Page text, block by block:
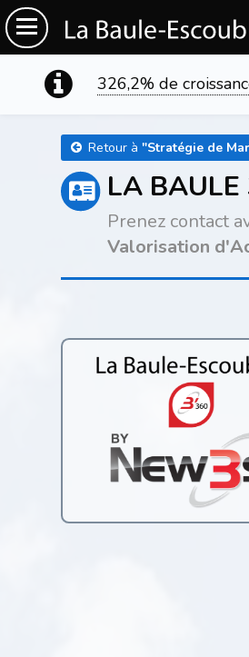
326,2% de
Retour à "Stratégie de
LA
Prenez contact
Valorisation